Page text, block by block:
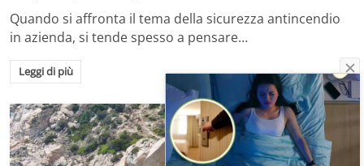
Quando si affronta il tema della sicurezza antincendio
in azienda, si tende spesso a pensare…
Leggi di più